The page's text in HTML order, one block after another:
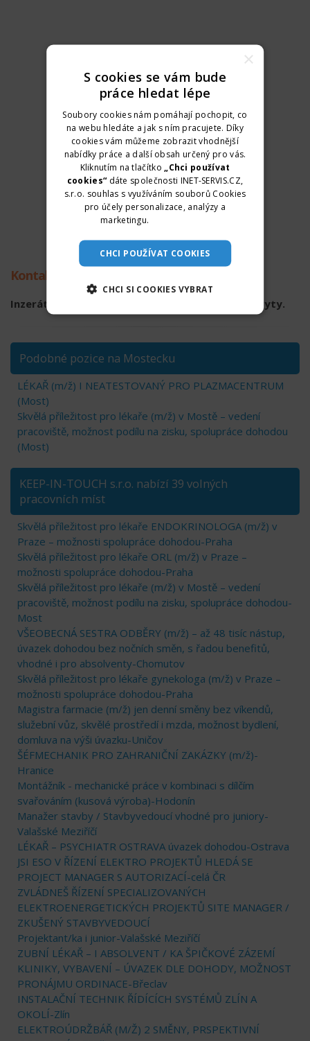
Kontaktní údaje
Inzerát již není aktuální. Kontaktní údaje byly skryty.
Podobné pozice na Mostecku
LÉKAŘ (m/ž) I NEATESTOVANÝ PRO PLAZMACENTRUM
(Most)
Skvělá příležitost pro lékaře (m/ž) v Mostě – vedení
pracoviště, možnost podílu na zisku, spolupráce dohodou
(Most)
KEEP-IN-TOUCH s.r.o. nabízí 39 volných
pracovních míst
Skvělá příležitost pro lékaře ENDOKRINOLOGA (m/ž) v
Praze – možnosti spolupráce dohodou-Praha
Skvělá příležitost pro lékaře ORL (m/ž) v Praze –
možnosti spolupráce dohodou-Praha
Skvělá příležitost pro lékaře (m/ž) v Mostě – vedení
pracoviště, možnost podílu na zisku, spolupráce dohodou-
Most
VŠEOBECNÁ SESTRA ODBĚRY (m/ž) – až 48 tisíc nástup,
úvazek dohodou bez nočních směn, s řadou benefitů,
vhodné i pro absolventy-Chomutov
Skvělá příležitost pro lékaře gynekologa (m/ž) v Praze –
možnosti spolupráce dohodou-Praha
Magistra farmacie (m/ž) jen denní směny bez víkendů,
služební vůz, skvělé prostředí i mzda, možnost bydlení,
domluva na výši úvazku-Uničov
ŠÉFMECHANIK PRO ZAHRANIČNÍ ZAKÁZKY (m/ž)-
Hranice
Montážník - mechanické práce v kombinaci s dílčím
svařováním (kusová výroba)-Hodonín
Manažer stavby / Stavbyvedoucí vhodné pro juniory-
Valašské Meziříčí
LÉKAŘ – PSYCHIATR OSTRAVA úvazek dohodou-Ostrava
JSI ESO V ŘÍZENÍ ELEKTRO PROJEKTŮ HLEDÁ SE
PROJECT MANAGER S AUTORIZACÍ-celá ČR
ZVLÁDNEŠ ŘÍZENÍ SPECIALIZOVANÝCH
ELEKTROENERGETICKÝCH PROJEKTŮ SITE MANAGER /
ZKUŠENÝ STAVBYVEDOUCÍ
Projektant/ka i junior-Valašské Meziříčí
ZUBNÍ LÉKAŘ – I ABSOLVENT / KA ŠPIČKOVÉ ZÁZEMÍ
KLINIKY, VYBAVENÍ – ÚVAZEK DLE DOHODY, MOŽNOST
PRONÁJMU ORDINACE-Břeclav
INSTALAČNÍ TECHNIK ŘÍDÍCÍCH SYSTÉMŮ ZLÍN A
OKOLÍ-Zlín
ELEKTROÚDRŽBÁŘ (M/Ž) 2 SMĚNY, PRSPEKTIVNÍ
×
S cookies se vám bude
práce hledat lépe
Soubory cookies nám pomáhají pochopit, co
na webu hledáte a jak s ním pracujete. Díky
cookies vám můžeme zobrazit vhodnější
nabídky práce a další obsah určený pro vás.
Kliknutím na tlačítko„Chci používat
cookies“ dáte společnosti INET-SERVIS.CZ,
s.r.o. souhlas s využíváním souborů Cookies
pro účely personalizace, analýzy a
marketingu.
CHCI POUŽÍVAT COOKIES
CHCI SI COOKIES VYBRAT